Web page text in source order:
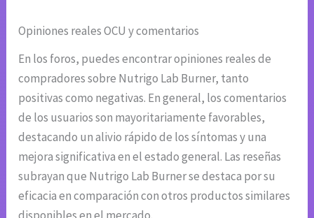
Opiniones reales OCU y comentarios
En los foros, puedes encontrar opiniones reales de
compradores sobre Nutrigo Lab Burner, tanto
positivas como negativas. En general, los comentarios
de los usuarios son mayoritariamente favorables,
destacando un alivio rápido de los síntomas y una
mejora significativa en el estado general. Las reseñas
subrayan que Nutrigo Lab Burner se destaca por su
eficacia en comparación con otros productos similares